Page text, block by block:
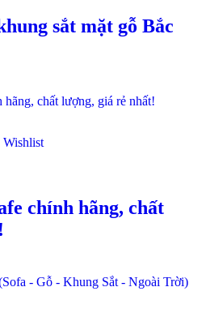
sắt mặt gỗ Bắc
Wishlist
chính hãng, chất